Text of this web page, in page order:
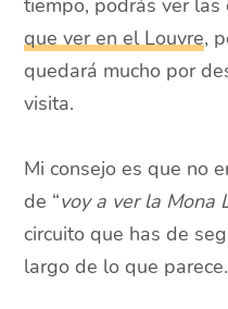
tiempo, podrás ver
que ver en el Louvre,
quedará mucho por
visita.
Mi consejo es que no
de “voy a ver la Mona
circuito que has de
largo de lo que parece.